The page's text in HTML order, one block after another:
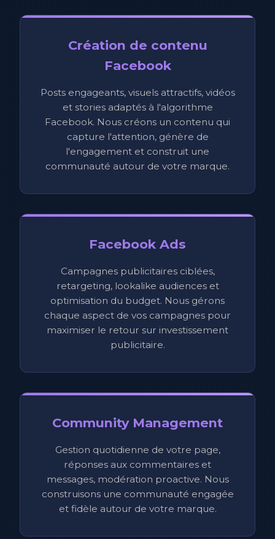
Création de contenu
Facebook
Posts engageants, visuels attractifs, vidéos
et stories adaptés à l'algorithme
Facebook. Nous créons un contenu qui
capture l'attention, génère de
l'engagement et construit une
communauté autour de votre marque.
Facebook Ads
Campagnes publicitaires ciblées,
retargeting, lookalike audiences et
optimisation du budget. Nous gérons
chaque aspect de vos campagnes pour
maximiser le retour sur investissement
publicitaire.
Community Management
Gestion quotidienne de votre page,
réponses aux commentaires et
messages, modération proactive. Nous
construisons une communauté engagée
et fidèle autour de votre marque.